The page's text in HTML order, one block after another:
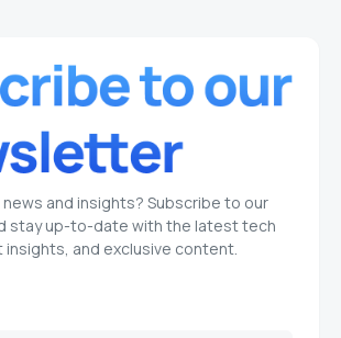
and insights? Subscribe to our
stay up-to-date with the latest tech
and exclusive content.